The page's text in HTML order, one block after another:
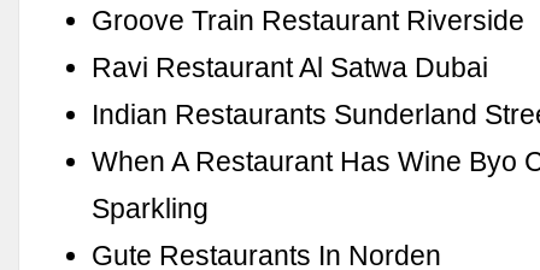
Groove Train Restaurant Riverside
Ravi Restaurant Al Satwa Dubai
Indian Restaurants Sunderland
When A Restaurant Has Wine Byo
Sparkling
Gute Restaurants In Norden